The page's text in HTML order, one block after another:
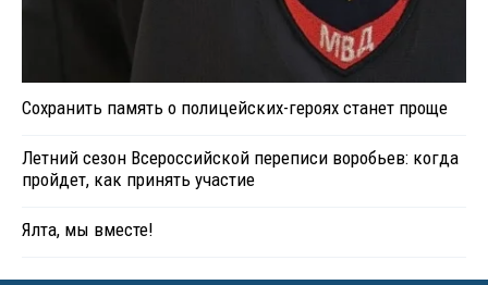
Сохранить память о полицейских-героях станет проще
Летний сезон Всероссийской переписи воробьев: когда
пройдет, как принять участие
Ялта, мы вместе!